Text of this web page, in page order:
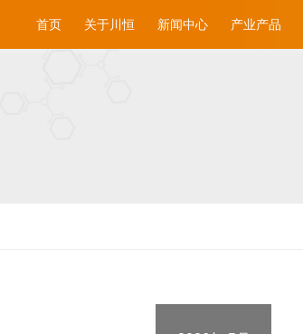
首页 关于川恒 新闻中心 产业产品